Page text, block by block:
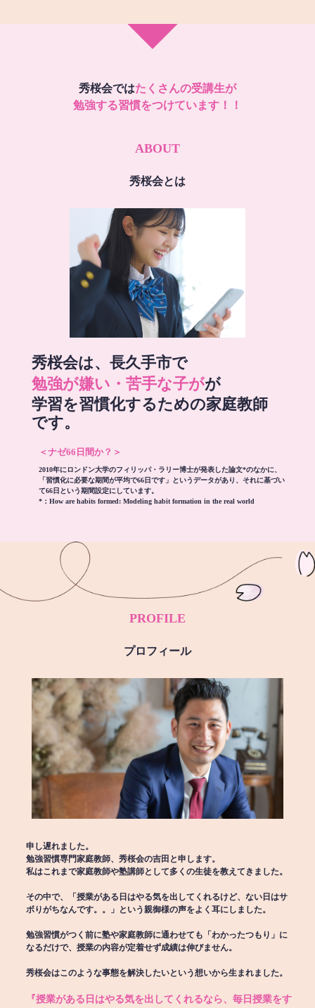
秀桜会ではたくさんの受講生が
勉強する習慣をつけています！！
ABOUT
秀桜会とは
秀桜会は、長久手市で
勉強が嫌い・苦手な子がが
学習を習慣化するための家庭教師
です。
＜ナゼ66日間か？＞
2010年にロンドン大学のフィリッパ・ラリー博士が発表した論文*のなかに、
「習慣化に必要な期間が平均で66日です」というデータがあり、それに基づい
て66日という期間設定にしています。
*： How are habits formed: Modeling habit formation in the real world
PROFILE
プロフィール
申し遅れました。
勉強習慣専門家庭教師、秀桜会の吉田と申します。
私はこれまで家庭教師や塾講師として多くの生徒を教えてきました。
その中で、「授業がある日はやる気を出してくれるけど、ない日はサ
ボりがちなんです。。」という親御様の声をよく耳にしました。
勉強習慣がつく前に塾や家庭教師に通わせても「わかったつもり」に
なるだけで、授業の内容が定着せず成績は伸びません。
秀桜会はこのような事態を解決したいという想いから生まれました。
『授業がある日はやる気を出してくれるなら、毎日授業をす